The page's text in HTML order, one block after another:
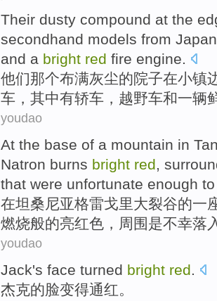
Their dusty compound at the
secondhand models from Japan
and a bright red fire engine.
他们那个布满灰尘的院子在小镇
车， 其中有轿车 ， 越野车和一辆
youdao
At the base of a mountain in
Natron burns bright red,
that were unfortunate enough
在坦桑尼亚格雷戈里大裂谷的一
燃烧般的亮红色 ， 周围是不幸落
youdao
Jack's face turned bright red
杰克的 脸变得通红。